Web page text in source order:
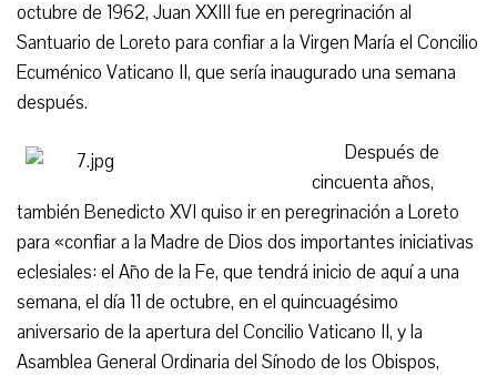
octubre de 1962, Juan XXIII fue en peregrinación al
Santuario de Loreto para confiar a la Virgen María el Concilio
Ecuménico Vaticano II, que sería inaugurado una semana
después.
Después de
cincuenta años,
también Benedicto XVI quiso ir en peregrinación a Loreto
para «confiar a la Madre de Dios dos importantes iniciativas
eclesiales: el Año de la Fe, que tendrá inicio de aquí a una
semana, el día 11 de octubre, en el quincuagésimo
aniversario de la apertura del Concilio Vaticano II, y la
Asamblea General Ordinaria del Sínodo de los Obispos,